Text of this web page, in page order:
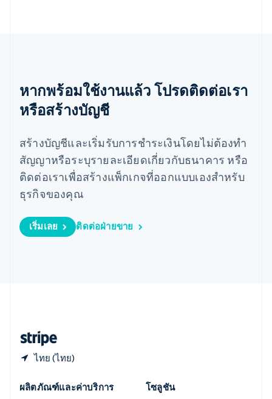
หากพร้อมใช้งานแล้ว โปรดติดต่อเรา
หรือสร้างบัญชี
สร้างบัญชีและเริ่มรับการชำระเงินโดยไม่ต้องทำ
สัญญาหรือระบุรายละเอียดเกี่ยวกับธนาคาร หรือ
ติดต่อเราเพื่อสร้างแพ็กเกจที่ออกแบบเองสำหรับ
ธุรกิจของคุณ
เริ่มเลย ติดต่อฝ่ายขาย
ไทย (ไทย)
สหราชอาณาจักร
English
สาธารณรัฐเช็ก
สิงคโปร์
English简体中文
ออสเตรเลีย
English
ออสเตรีย
อิตาลี
ItalianoEnglish
ผลิตภัณฑ์และค่าบริการ
โซลูชัน